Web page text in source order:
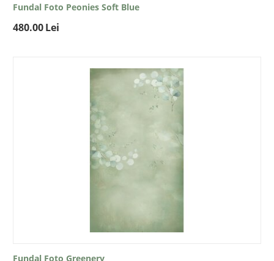
Fundal Foto Peonies Soft Blue
480.00Lei
Fundal Foto Greenery